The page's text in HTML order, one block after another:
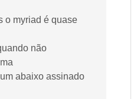
o myriad é quase
não
abaixo assinado